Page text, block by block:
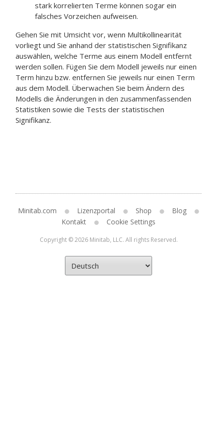
stark korrelierten Terme können sogar ein
falsches Vorzeichen aufweisen.
Gehen Sie mit Umsicht vor, wenn Multikollinearität
vorliegt und Sie anhand der statistischen Signifikanz
auswählen, welche Terme aus einem Modell entfernt
werden sollen. Fügen Sie dem Modell jeweils nur einen
Term hinzu bzw. entfernen Sie jeweils nur einen Term
aus dem Modell. Überwachen Sie beim Ändern des
Modells die Änderungen in den zusammenfassenden
Statistiken sowie die Tests der statistischen
Signifikanz.
Minitab.com Lizenzportal Shop
Blog
Kontakt
Cookie Settings
Copyright © 2026 Minitab, LLC. All rights Reserved.